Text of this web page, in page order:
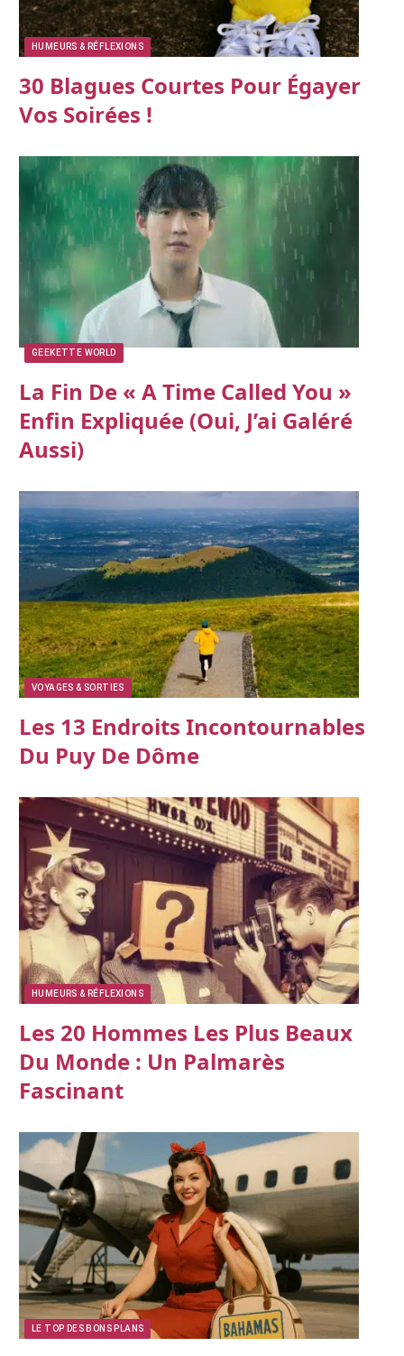
HUMEURS & RÉFLEXIONS
30 Blagues Courtes Pour Égayer
Vos Soirées !
GEEKETTE WORLD
La Fin De « A Time Called You »
Enfin Expliquée (oui, J’ai Galéré
Aussi)
VOYAGES & SORTIES
Les 13 Endroits Incontournables
Du Puy De Dôme
HUMEURS & RÉFLEXIONS
Les 20 Hommes Les Plus Beaux
Du Monde : Un Palmarès
Fascinant
LE TOP DES BONS PLANS